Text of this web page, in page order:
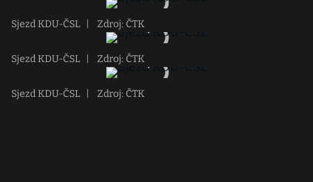
Sjezd KDU-ČSL Zdroj: ČTK
Sjezd KDU-ČSL Zdroj: ČTK
Sjezd KDU-ČSL Zdroj: ČTK